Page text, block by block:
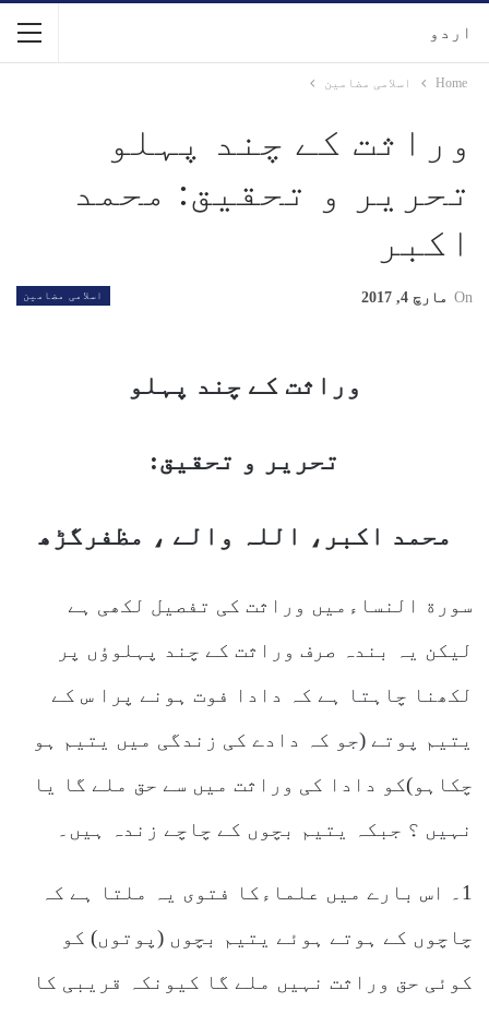
اردو
Home اسلامی مضامین
وراثت کے چند پہلو
تحریر و تحقیق: محمد
اکبر
اسلامی مضامین On مارچ 4, 2017
وراثت کے چند پہلو
تحریر و تحقیق:
محمد اکبر، اللہ والے ، مظفرگڑھ
سورة النساءمیں وراثت کی تفصیل لکھی ہے
لیکن یہ بندہ صرف وراثت کے چند پہلوؤں پر
لکھنا چاہتا ہے کہ دادا فوت ہونے پرا س کے
یتیم پوتے (جو کہ دادے کی زندگی میں یتیم ہو
چکاہو)کو دادا کی وراثت میں سے حق ملے گا یا
نہیں ؟ جبکہ یتیم بچوں کے چاچے زندہ ہیں۔
1۔ اس بارے میں علماءکا فتوی یہ ملتا ہے کہ
چاچوں کے ہوتے ہوئے یتیم بچوں (پوتوں) کو
کوئی حق وراثت نہیں ملے گا کیونکہ قریبی کا